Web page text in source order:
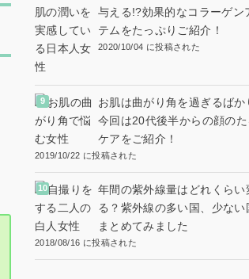
与える!?効果的なコラーゲン
テムをたっぷりご紹介！
2020/10/04 に投稿された
お肌は曲がり角を過ぎるばか
今回は20代後半からの顔のた
ケアをご紹介！
2019/10/22 に投稿された
年間の紫外線量はどれくらい
る？紫外線の多い国、少ない
まとめてみました
2018/08/16 に投稿された